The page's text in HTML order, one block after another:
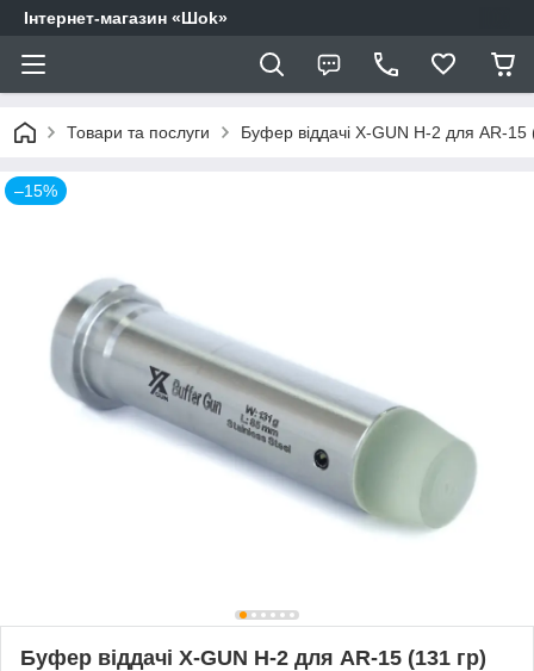
Інтернет-магазин «Шоk»
Товари та послуги Буфер віддачі X-GUN H-2 для AR-15
–15%
Буфер віддачі X-GUN H-2 для AR-15 (131 гр)